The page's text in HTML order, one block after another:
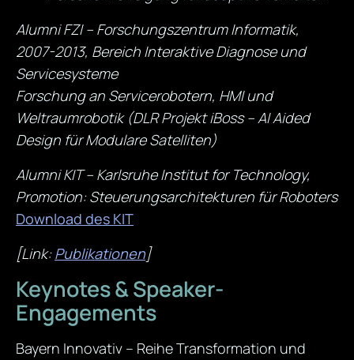
AlumniFZI – Forschungszentrum Informatik,
2007-2013, Bereich Interaktive Diagnose und
Servicesysteme
Forschungan Servicerobotern, HMI und
Weltraumrobotik (DLR Projekt iBoss –AI Aided
Design für Modulare Satelliten)
Alumni KIT– Karlsruhe Institut for Technology,
Promotion:Steuerungsarchitekturen für Roboters
Download des KIT
[Link:Publikationen]
Keynotes & Speaker-
Engagements
Bayern Innovativ – Reihe Transformation und